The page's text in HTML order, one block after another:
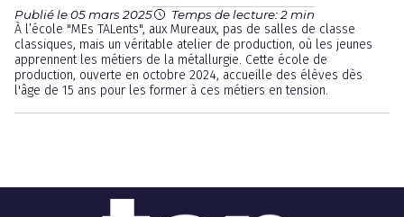
Publié le 05 mars 2025 Temps de lecture: 2 min
À l’école "MEs TALents", aux Mureaux, pas de salles de classe
classiques, mais un véritable atelier de production, où les jeunes
apprennent les métiers de la métallurgie. Cette école de
production, ouverte en octobre 2024, accueille des élèves dès
l'âge de 15 ans pour les former à ces métiers en tension.